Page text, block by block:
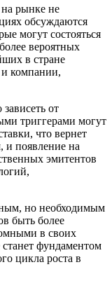
рынке не
обсуждаются
могут состояться
вероятных
в стране
и компании,
от
триггерами могут
что вернет
и появление на
эмитентов
но необходимым
быть более
в своих
фундаментом
цикла роста в